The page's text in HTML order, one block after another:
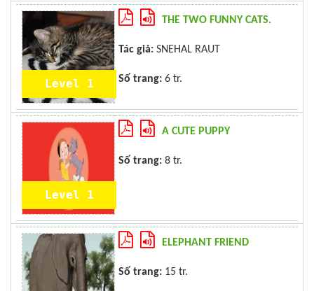
Level 1
THE TWO FUNNY CATS.
Tác giả: SNEHAL RAUT
Số trang: 6 tr.
Level 1
A CUTE PUPPY
Số trang: 8 tr.
ELEPHANT FRIEND
Số trang: 15 tr.